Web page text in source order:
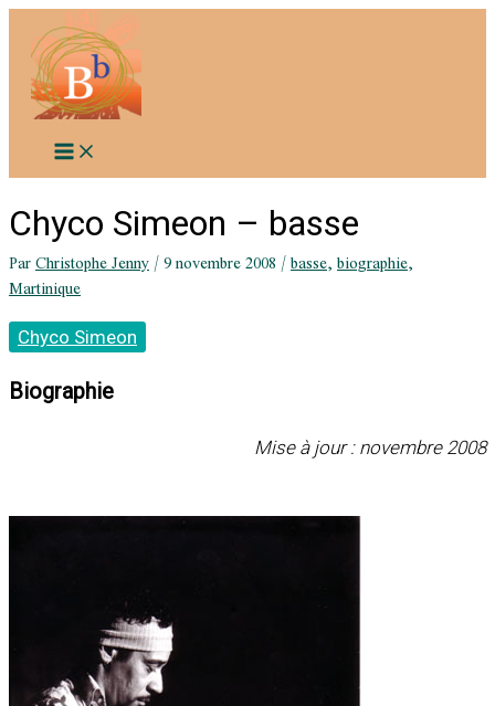
contenu
Chyco Simeon – basse
ParChristophe Jenny/9 novembre 2008/basse,biographie,
Martinique
Chyco Simeon
Biographie
Mise à jour : novembre 2008